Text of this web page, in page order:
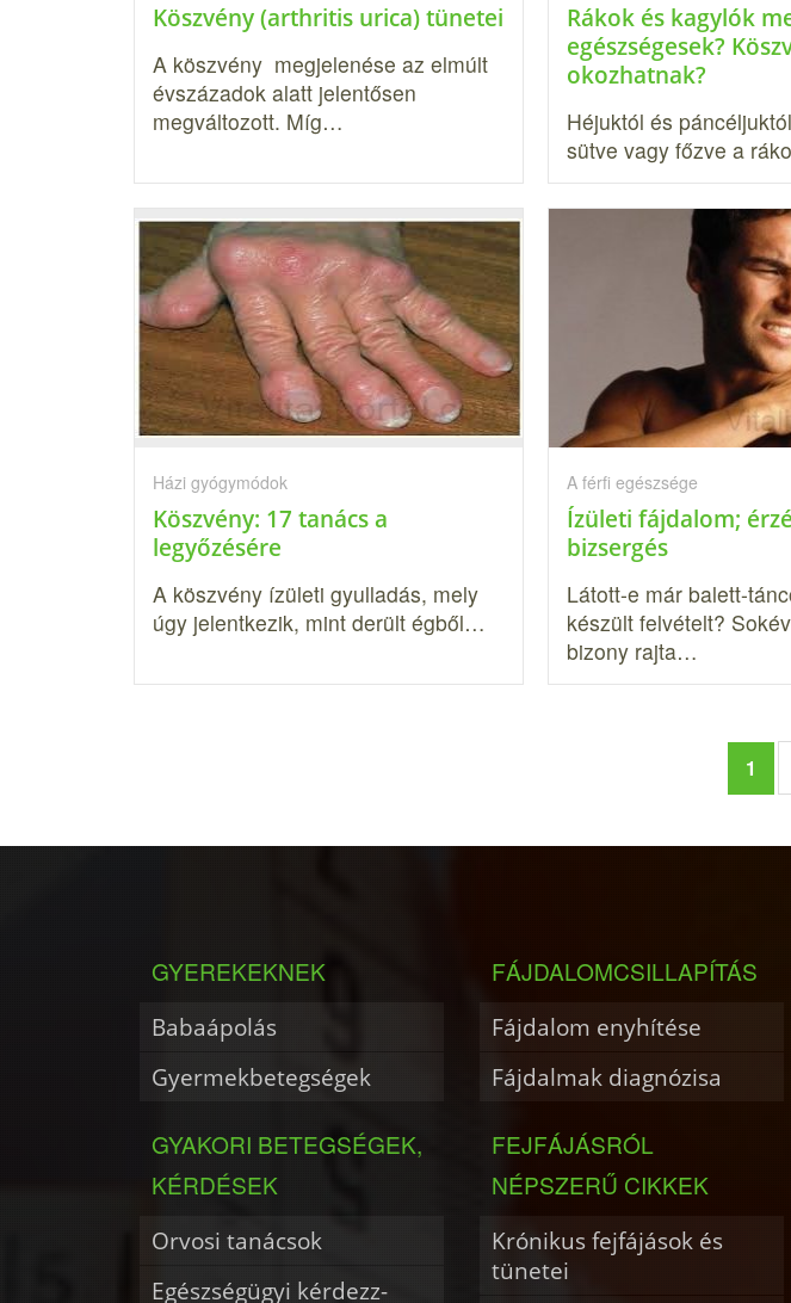
Köszvény (arthritis urica) tünetei
A köszvény megjelenése az elmúlt
évszázadok alatt jelentősen
megválto­zott. Míg…
Rákok és kagylók
egészségesek?
okozhatnak?
Héjuktól és
sütve vagy főz­ve a
Házi gyógymódok
Köszvény: 17 tanács a
legyőzésére
A köszvény ízületi gyulladás, mely
úgy jelentkezik, mint derült égből…
A férfi egészsége
Ízületi fájdalom;
bizsergés
Látott-e már balett-
készült felvételt?
bizony rajta…
1
GYEREKEKNEK
Babaápolás
Gyermekbetegségek
GYAKORI BETEGSÉGEK,
KÉRDÉSEK
Orvosi tanácsok
Egészségügyi kérdezz-
FÁJDALOMCSILLAPÍTÁS
Fájdalom enyhítése
Fájdalmak diagnózisa
FEJFÁJÁSRÓL
NÉPSZERŰ CIKKEK
Krónikus fejfájások és
tünetei